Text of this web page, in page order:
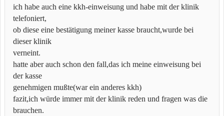
ich habe auch eine kkh-einweisung und habe mit der klinik
telefoniert,
ob diese eine bestätigung meiner kasse braucht,wurde bei
dieser klinik
verneint.
hatte aber auch schon den fall,das ich meine einweisung bei
der kasse
genehmigen mußte(war ein anderes kkh)
fazit,ich würde immer mit der klinik reden und fragen was die
brauchen.